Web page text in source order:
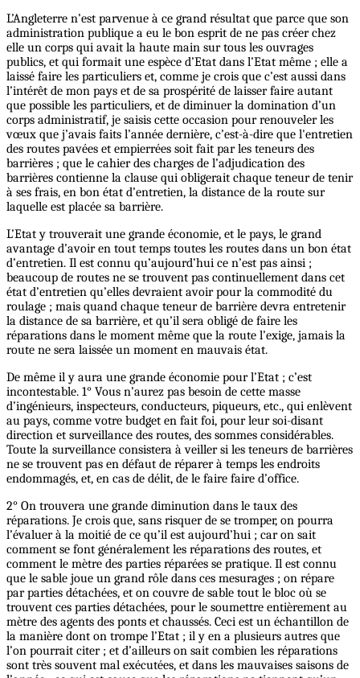
L’Angleterre n’est parvenue à ce grand résultat que parce que son
administration publique a eu le bon esprit de ne pas créer chez
elle un corps qui avait la haute main sur tous les ouvrages
publics, et qui formait une espèce d’Etat dans l’Etat même ; elle a
laissé faire les particuliers et, comme je crois que c’est aussi dans
l’intérêt de mon pays et de sa prospérité de laisser faire autant
que possible les particuliers, et de diminuer la domination d’un
corps administratif, je saisis cette occasion pour renouveler les
vœux que j’avais faits l’année dernière, c’est-à-dire que l'entretien
des routes pavées et empierrées soit fait par les teneurs des
barrières ; que le cahier des charges de l’adjudication des
barrières contienne la clause qui obligerait chaque teneur de tenir
à ses frais, en bon état d’entretien, la distance de la route sur
laquelle est placée sa barrière.
L’Etat y trouverait une grande économie, et le pays, le grand
avantage d’avoir en tout temps toutes les routes dans un bon état
d’entretien. Il est connu qu’aujourd’hui ce n’est pas ainsi ;
beaucoup de routes ne se trouvent pas continuellement dans cet
état d’entretien qu’elles devraient avoir pour la commodité du
roulage ; mais quand chaque teneur de barrière devra entretenir
la distance de sa barrière, et qu’il sera obligé de faire les
réparations dans le moment même que la route l’exige, jamais la
route ne sera laissée un moment en mauvais état.
De même il y aura une grande économie pour l’Etat ; c’est
incontestable. 1° Vous n’aurez pas besoin de cette masse
d’ingénieurs, inspecteurs, conducteurs, piqueurs, etc., qui enlèvent
au pays, comme votre budget en fait foi, pour leur soi-disant
direction et surveillance des routes, des sommes considérables.
Toute la surveillance consistera à veiller si les teneurs de barrières
ne se trouvent pas en défaut de réparer à temps les endroits
endommagés, et, en cas de délit, de le faire faire d’office.
2° On trouvera une grande diminution dans le taux des
réparations. Je crois que, sans risquer de se tromper, on pourra
l’évaluer à la moitié de ce qu’il est aujourd’hui ; car on sait
comment se font généralement les réparations des routes, et
comment le mètre des parties réparées se pratique. Il est connu
que le sable joue un grand rôle dans ces mesurages ; on répare
par parties détachées, et on couvre de sable tout le bloc où se
trouvent ces parties détachées, pour le soumettre entièrement au
mètre des agents des ponts et chaussés. Ceci est un échantillon de
la manière dont on trompe l’Etat ; il y en a plusieurs autres que
l’on pourrait citer ; et d’ailleurs on sait combien les réparations
sont très souvent mal exécutées, et dans les mauvaises saisons de